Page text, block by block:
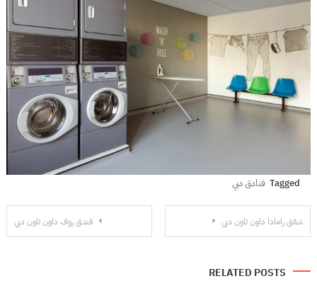
Tagged فنادق دبي
تصفّح
فندق روف داون تاون دبي شقق رامادا داون تاون دبي
RELATED POSTS